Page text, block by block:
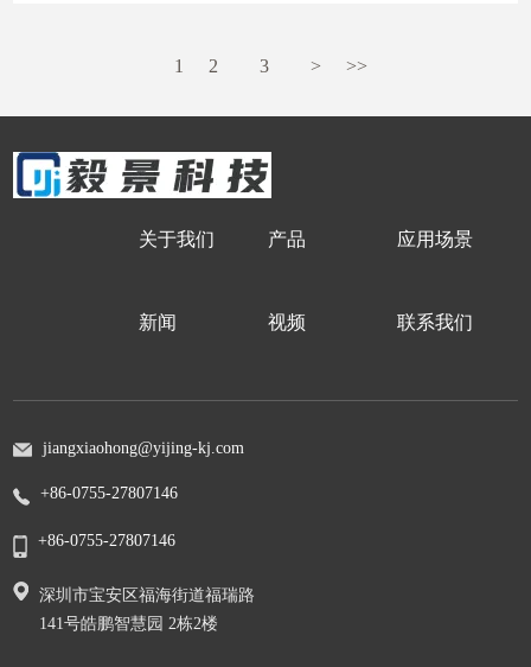
1 2 3 > >>
关于我们 产品 应用场景
新闻 视频 联系我们
jiangxiaohong@yijing-kj.com
+86-0755-27807146
+86-0755-27807146
深圳市宝安区福海街道福瑞路
141号皓鹏智慧园 2栋2楼